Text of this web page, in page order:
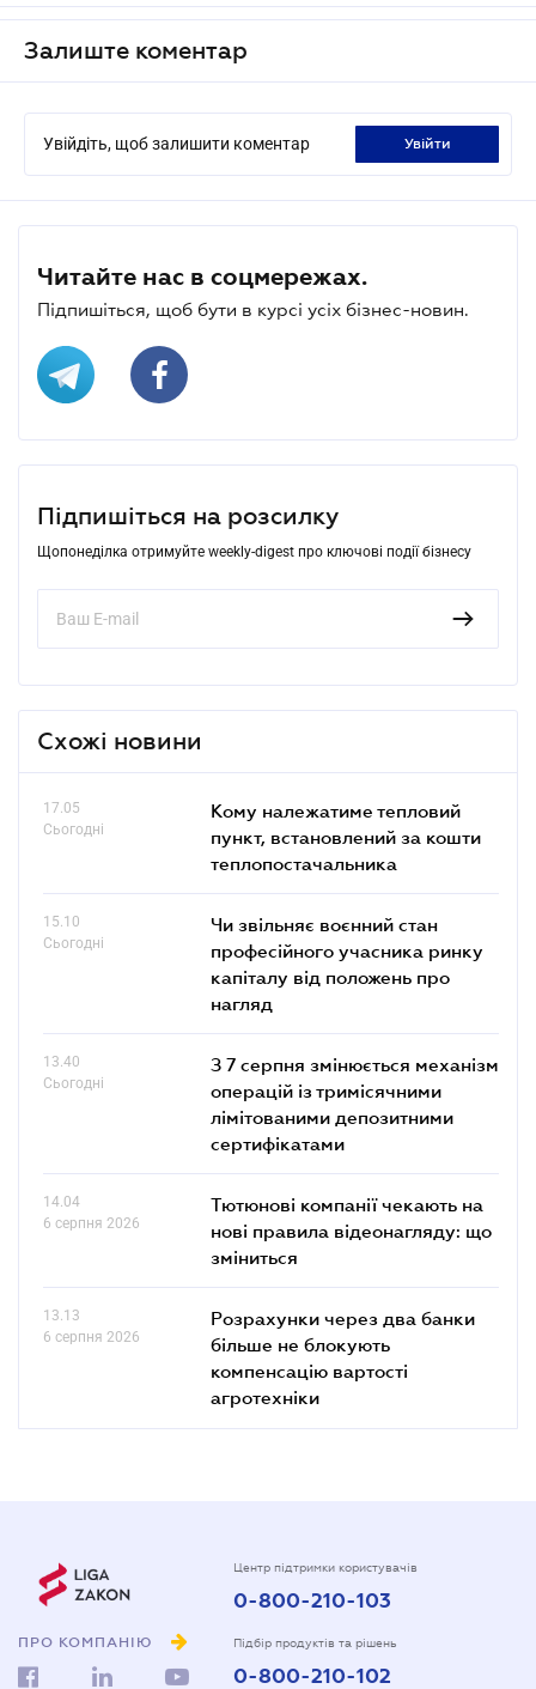
Залиште коментар
Увійдіть, щоб залишити коментар увійти
Читайте нас в соцмережах.
Підпишіться, щоб бути в курсі усіх бізнес-новин.
Підпишіться на розсилку
Щопонеділка отримуйте weekly-digest про ключові події бізнесу
Схожі новини
17.05
Сьогодні
Кому належатиме тепловий
пункт, встановлений за кошти
теплопостачальника
15.10
Сьогодні
Чи звільняє воєнний стан
професійного учасника ринку
капіталу від положень про
нагляд
13.40
Сьогодні
З 7 серпня змінюється механізм
операцій із тримісячними
лімітованими депозитними
сертифікатами
14.04
6 серпня 2026
Тютюнові компанії чекають на
нові правила відеонагляду: що
зміниться
13.13
6 серпня 2026
Розрахунки через два банки
більше не блокують
компенсацію вартості
агротехніки
ПРО КОМПАНІЮ
Центр підтримки користувачів
0-800-210-103
Підбір продуктів та рішень
0-800-210-102